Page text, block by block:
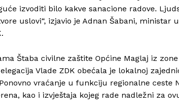
izvoditi bilo kakve sanacione radove.
uslovi“, izjavio je Adnan Šabani, ministar
Štaba civilne zaštite Općine Maglaj iz
Vlade ZDK obećala je lokalnoj
vraćanje u funkciju regionalne ceste
kao i izvještaja kojeg rade nadležni za